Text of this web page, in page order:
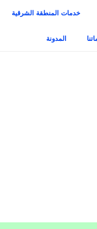
خدمات المنطقة الشرقية
المدونة